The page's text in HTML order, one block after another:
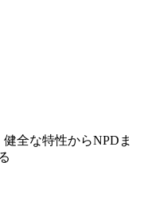
全な特性からNPDま